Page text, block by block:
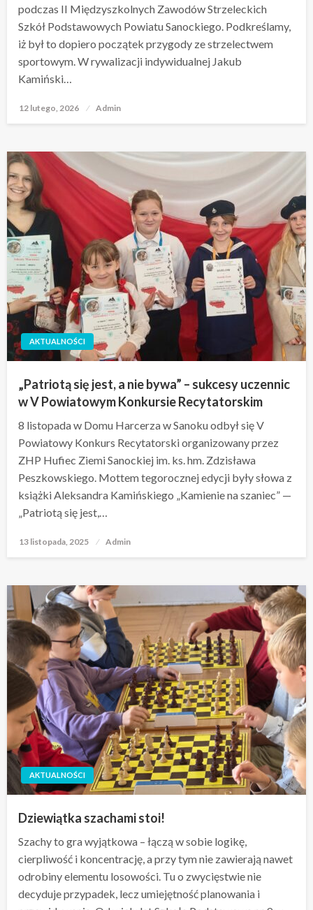
podczas II Międzyszkolnych Zawodów Strzeleckich
Szkół Podstawowych Powiatu Sanockiego. Podkreślamy,
iż był to dopiero początek przygody ze strzelectwem
sportowym. W rywalizacji indywidualnej Jakub
Kamiński…
Opublikowane
12 lutego, 2026 Admin
AKTUALNOŚCI
„Patriotą się jest, a nie bywa” – sukcesy uczennic
w V Powiatowym Konkursie Recytatorskim
8 listopada w Domu Harcerza w Sanoku odbył się V
Powiatowy Konkurs Recytatorski organizowany przez
ZHP Hufiec Ziemi Sanockiej im. ks. hm. Zdzisława
Peszkowskiego. Mottem tegorocznej edycji były słowa z
książki Aleksandra Kamińskiego „Kamienie na szaniec” —
„Patriotą się jest,…
Opublikowane
13 listopada, 2025 Admin
AKTUALNOŚCI
Dziewiątka szachami stoi!
Szachy to gra wyjątkowa – łączą w sobie logikę,
cierpliwość i koncentrację, a przy tym nie zawierają nawet
odrobiny elementu losowości. Tu o zwycięstwie nie
decyduje przypadek, lecz umiejętność planowania i